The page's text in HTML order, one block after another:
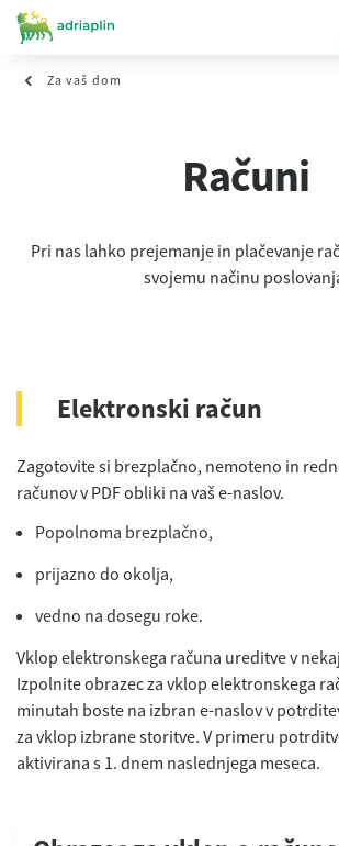
Za vaš dom
Računi
Pri nas lahko prejemanje in plačevanje
svojemu načinu
Elektronski račun
Zagotovite si brezplačno, nemoteno in
računov v PDF obliki na vaš e-naslov.
Popolnoma brezplačno,
prijazno do okolja,
vedno na dosegu roke.
Vklop elektronskega računa ureditve v
Izpolnite obrazec za vklop elektronskega
minutah boste na izbran e-naslov v
za vklop izbrane storitve. V primeru
aktivirana s 1. dnem naslednjega meseca.